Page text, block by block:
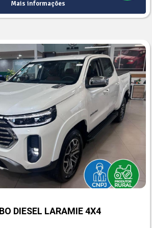
Mais informações
DIESEL LARAMIE 4X4